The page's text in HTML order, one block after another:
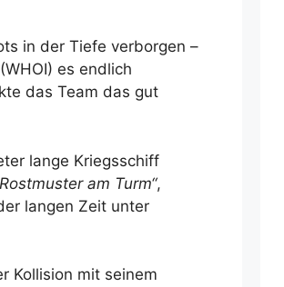
in der Tiefe verborgen –
(WHOI) es endlich
das Team das gut
lange Kriegsschiff
am Turm“,
langen Zeit unter
Kollision mit seinem